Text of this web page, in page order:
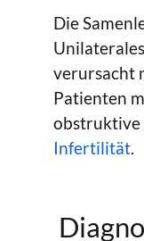
Die
verursacht
Patienten
obstruktive
Infertilität